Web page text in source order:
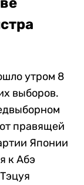
утром 8
выборов.
правящей
Японии
к Абэ